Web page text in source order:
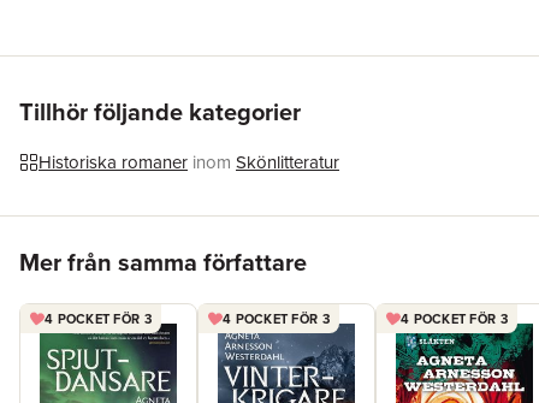
ISBN
9789177899310
Tillhör följande kategorier
Historiska romaner inom Skönlitteratur
Mer från samma författare
4 POCKET FÖR 3 4 POCKET FÖR 3 4 POCKET FÖR 3